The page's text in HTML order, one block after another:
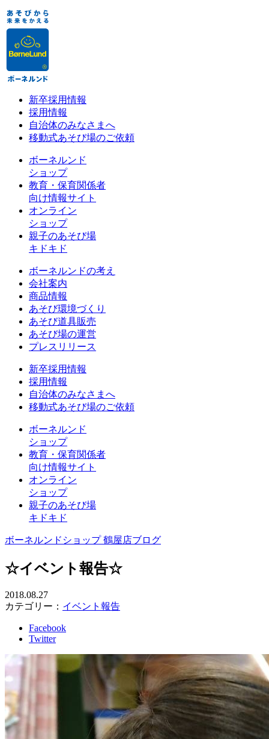
新卒採用情報
採用情報
自治体のみなさまへ
移動式あそび場のご依頼
ボーネルンド
ショップ
教育・保育関係者
向け情報サイト
オンライン
ショップ
親子のあそび場
キドキド
ボーネルンドの考え
会社案内
商品情報
あそび環境づくり
あそび道具販売
あそび場の運営
プレスリリース
新卒採用情報
採用情報
自治体のみなさまへ
移動式あそび場のご依頼
ボーネルンド
ショップ
教育・保育関係者
向け情報サイト
オンライン
ショップ
親子のあそび場
キドキド
ボーネルンドショップ 鶴屋店ブログ
☆イベント報告☆
2018.08.27
カテゴリー： イベント報告
Facebook
Twitter